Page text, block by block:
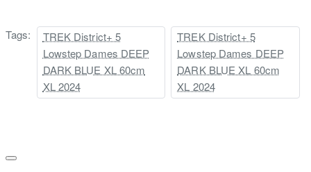
Tags:
TREK District+ 5
Lowstep Dames DEEP
DARK BLUE XL 60cm
XL 2024
TREK District+ 5
Lowstep Dames DEEP
DARK BLUE XL 60cm
XL 2024